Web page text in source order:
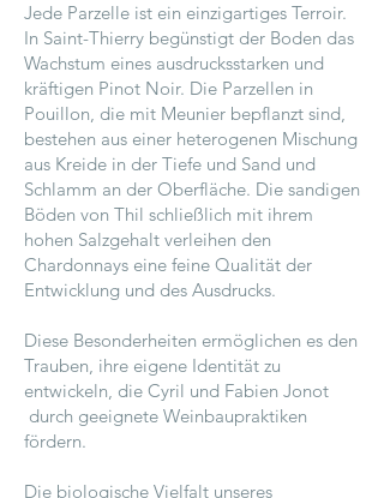
Jede Parzelle ist ein einzigartiges Terroir.
In Saint-Thierry begünstigt der Boden das
Wachstum eines ausdrucksstarken und
kräftigen Pinot Noir. Die Parzellen in
Pouillon, die mit Meunier bepflanzt sind,
bestehen aus einer heterogenen Mischung
aus Kreide in der Tiefe und Sand und
Schlamm an der Oberfläche. Die sandigen
Böden von Thil schließlich mit ihrem
hohen Salzgehalt verleihen den
Chardonnays eine feine Qualität der
Entwicklung und des Ausdrucks.
Diese Besonderheiten ermöglichen es den
Trauben, ihre eigene Identität zu
entwickeln, die Cyril und Fabien Jonot
durch geeignete Weinbaupraktiken
fördern.
Die biologische Vielfalt unseres